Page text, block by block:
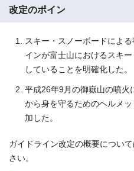
改定のポイン
スキー・スノーボードによ
インが富士山におけるスキ
していることを明確化した。
平成26年9月の御嶽山の噴火
から身を守るためのヘルメ
加した。
ガイドライン改定の概要につい
さい。